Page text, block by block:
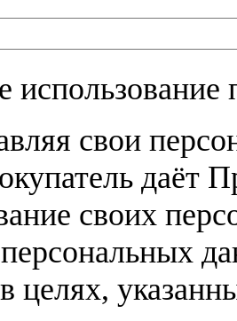
свои
даёт
своих
целях,